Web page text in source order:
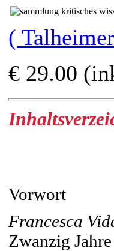
(
€ 29.00
Vorwort
Francesca
Zwanzig